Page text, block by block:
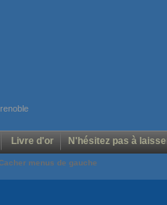
Livre d'or N'hésitez pas à
menus de gauche